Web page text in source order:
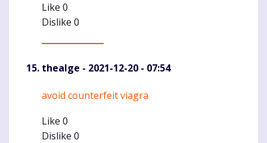
Like 0
Dislike 0
thealge - 2021-12-20 - 07:54
Komentaras
avoid counterfeit viagra
Like 0
Dislike 0